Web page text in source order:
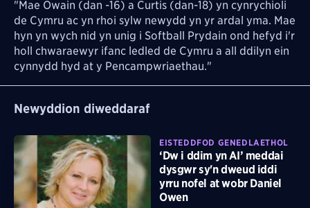
"Mae Owain (dan -16) a Curtis (dan-18) yn cynrychioli
de Cymru ac yn rhoi sylw newydd yn yr ardal yma. Mae
hyn yn wych nid yn unig i Softball Prydain ond hefyd i'r
holl chwaraewyr ifanc ledled de Cymru a all ddilyn ein
cynnydd hyd at y Pencampwriaethau."
Newyddion diweddaraf
EISTEDDFOD GENEDLAETHOL
‘Dw i ddim yn AI’ meddai
dysgwr sy'n dweud iddi
yrru nofel at wobr Daniel
Owen